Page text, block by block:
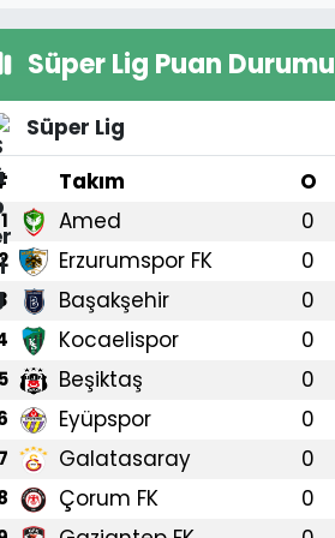
Süper Lig Puan Durumu
Süper Lig
Takım O
1 Amed 0
Erzurumspor FK 0
Başakşehir 0
Kocaelispor 0
Beşiktaş 0
Eyüpspor 0
Galatasaray 0
Çorum FK 0